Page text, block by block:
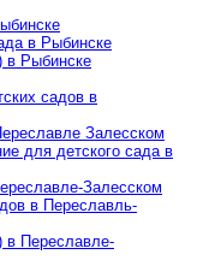
в Рыбинске
в Рыбинске
садов в
Залесском
для детского сада в
Залесском
в Переславль-
в Переславле-